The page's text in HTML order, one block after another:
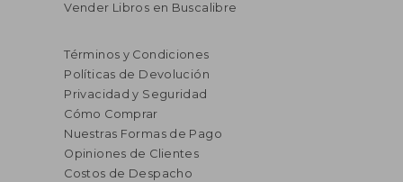
Vender Libros en Buscalibre
Términos y Condiciones
Políticas de Devolución
Privacidad y Seguridad
Cómo Comprar
Nuestras Formas de Pago
Opiniones de Clientes
Costos de Despacho